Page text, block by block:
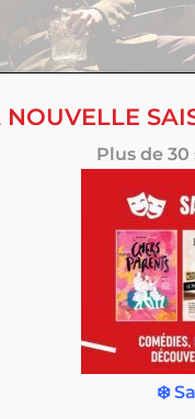
NOUVELLE
Plus de
❄️